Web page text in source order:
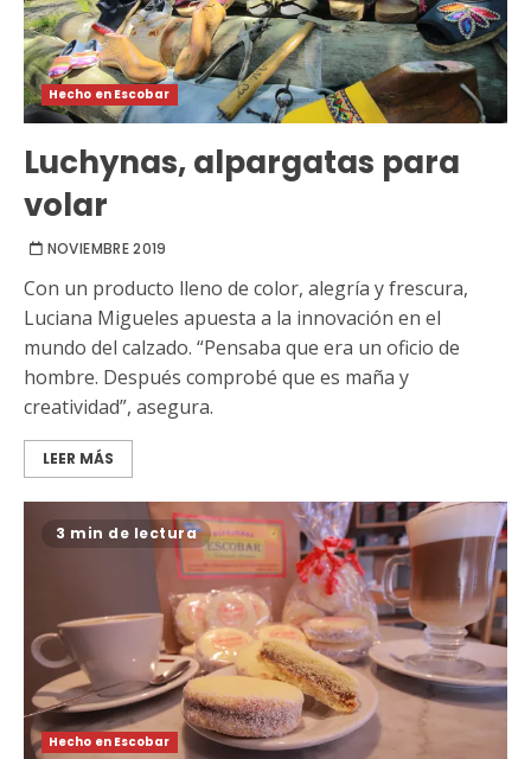
Hecho en Escobar
Luchynas, alpargatas para
volar
NOVIEMBRE 2019
Con un producto lleno de color, alegría y frescura,
Luciana Migueles apuesta a la innovación en el
mundo del calzado. “Pensaba que era un oficio de
hombre. Después comprobé que es maña y
creatividad”, asegura.
LEER MÁS
3 min de lectura
Hecho en Escobar